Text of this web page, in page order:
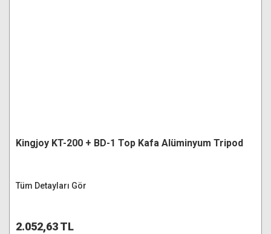
Kingjoy KT-200 + BD-1 Top Kafa Alüminyum Tripod
Tüm Detayları Gör
2.052,63 TL